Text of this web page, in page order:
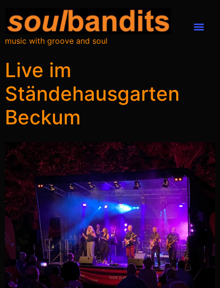
music with groove and soul
Live im
Ständehausgarten
Beckum